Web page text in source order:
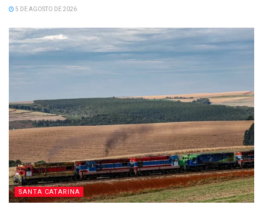
5 DE AGOSTO DE 2026
SANTA CATARINA